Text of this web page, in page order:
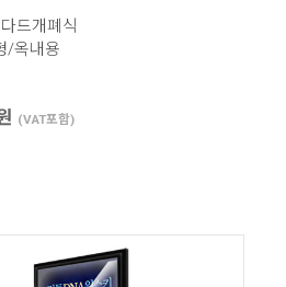
드개폐식
/옥내용
(VAT포함)